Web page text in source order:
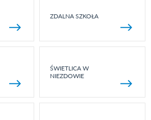
ZDALNA SZKOŁA
ŚWIETLICA W
NIEZDOWIE